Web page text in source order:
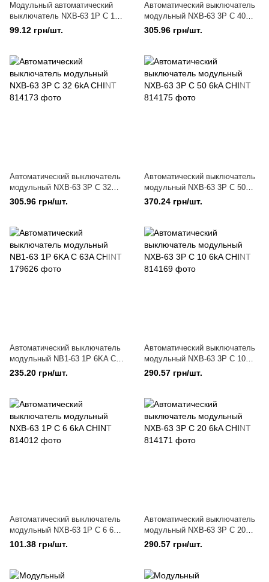
Модульный автоматический
выключатель NXB-63 1P C 10
6kA CHINT
99.12 грн/шт.
Автоматический выключатель
модульный NXB-63 3P C 40
6kA CHINT
305.96 грн/шт.
Автоматический выключатель
модульный NXB-63 3P C 32
6kA CHINT
305.96 грн/шт.
Автоматический выключатель
модульный NXB-63 3P C 50
6kA CHINT
370.24 грн/шт.
Автоматический выключатель
модульный NB1-63 1P 6KA C
63A CHINT
235.20 грн/шт.
Автоматический выключатель
модульный NXB-63 3P C 10
6kA CHINT
290.57 грн/шт.
Автоматический выключатель
модульный NXB-63 1P C 6 6kA
CHINT
101.38 грн/шт.
Автоматический выключатель
модульный NXB-63 3P C 20
6kA CHINT
290.57 грн/шт.